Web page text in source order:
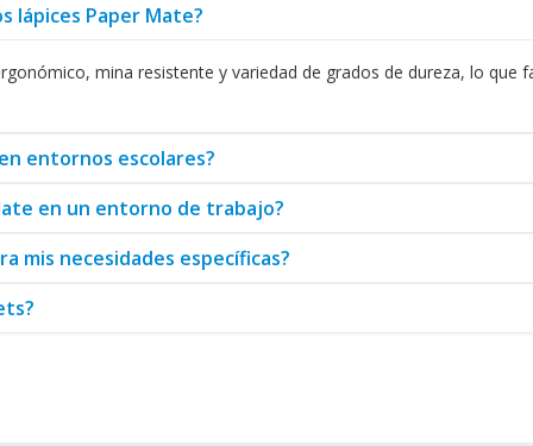
de escritura también brinda una gran ventaja. Por ejemplo,
en el papel. Esto hace que la experiencia de escritura sea más
para quienes buscan calidad y funcionalidad en sus herramientas
elevadas. Abasteo actúa como un distribuidor
el ámbito de los lápices.
lápices Paper Mate?
mina resistente y variedad de grados de dureza, lo que
entornos escolares?
en un entorno de trabajo?
mis necesidades específicas?